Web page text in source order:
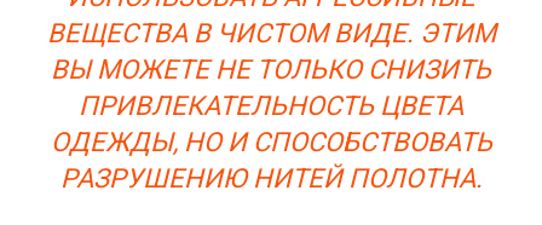
ВЕЩЕСТВА В ЧИСТОМ ВИДЕ. ЭТИМ
ВЫ МОЖЕТЕ НЕ ТОЛЬКО СНИЗИТЬ
ПРИВЛЕКАТЕЛЬНОСТЬ ЦВЕТА
ОДЕЖДЫ, НО И СПОСОБСТВОВАТЬ
РАЗРУШЕНИЮ НИТЕЙ ПОЛОТНА.